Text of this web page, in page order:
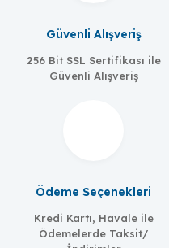
75W/3.2A, 24 VDC, universal
Güvenli Alışveriş
256 Bit SSL Sertifikası ile
Güvenli Alışveriş
Ödeme Seçenekleri
Kredi Kartı, Havale ile
Ödemelerde Taksit/